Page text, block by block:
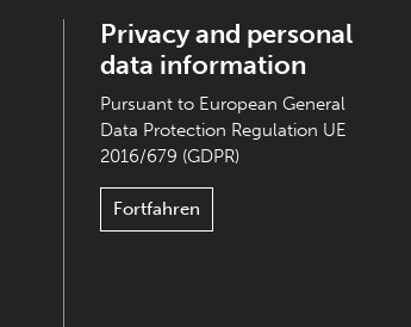
Privacy and personal
data information
Pursuant to European General
Data Protection Regulation UE
2016/679 (GDPR)
Fortfahren